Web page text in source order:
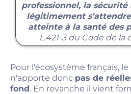
professionnel, la
légitimement
atteinte à la santé des
L.421-3 du Code de
Pour l'écosystème français, le
n'apporte donc pas de
fond. En revanche il vient